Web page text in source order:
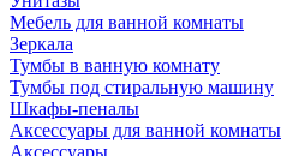
Мебель для ванной комнаты
Зеркала
Тумбы в ванную комнату
Тумбы под стиральную машину
Шкафы-пеналы
Аксессуары для ванной комнаты
Аксессуары